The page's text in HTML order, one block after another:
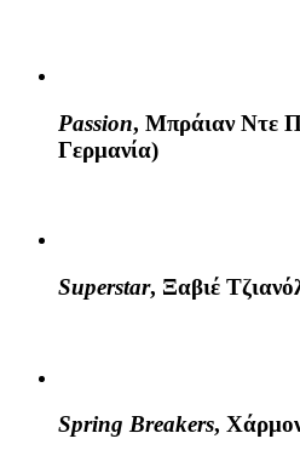
Passion, Μπράιαν Ντε
Γερμανία)
Superstar, Ξαβιέ
Spring Breakers,